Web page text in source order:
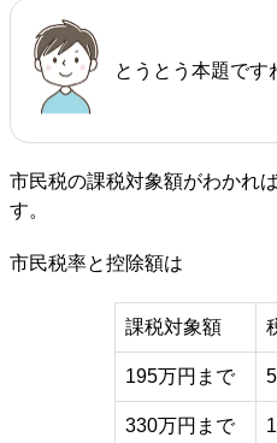
とうとう本題です
市民税の課税対象額がわかれ
す。
市民税率と控除額は
課税対象額
195万円まで
330万円まで